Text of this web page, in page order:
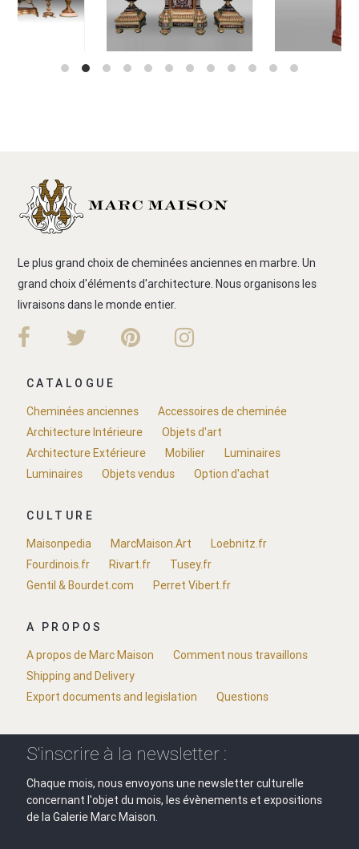
Le plus grand choix de cheminées anciennes en marbre. Un
grand choix d'éléments d'architecture. Nous organisons les
livraisons dans le monde entier.
CATALOGUE
Cheminées anciennes
Accessoires de cheminée
Architecture Intérieure
Objets d'art
Architecture Extérieure
Mobilier
Luminaires
Luminaires
Objets vendus Option d'achat
CULTURE
Maisonpedia
MarcMaison.Art
Loebnitz.fr
Fourdinois.fr
Rivart.fr
Tusey.fr
Gentil & Bourdet.com
Perret Vibert.fr
A PROPOS
A propos de Marc Maison
Comment nous travaillons
Shipping and Delivery
Export documents and legislation
Questions
S'inscrire à la newsletter :
Chaque mois, nous envoyons une newsletter culturelle
concernant l'objet du mois, les évènements et expositions
de la Galerie Marc Maison.